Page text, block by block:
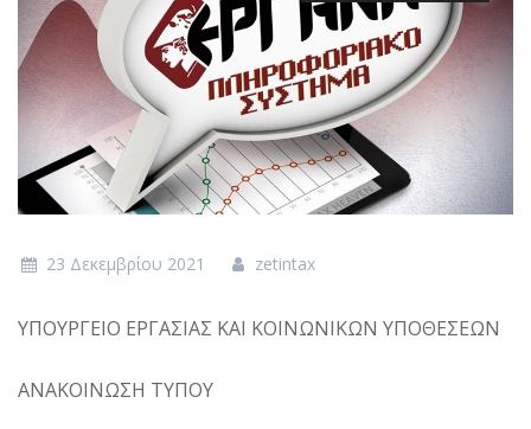
23 Δεκεμβρίου 2021 zetintax
ΥΠΟΥΡΓΕΙΟ ΕΡΓΑΣΙΑΣ ΚΑΙ ΚΟΙΝΩΝΙΚΩΝ ΥΠΟΘΕΣΕΩΝ
ΑΝΑΚΟΙΝΩΣΗ ΤΥΠΟΥ